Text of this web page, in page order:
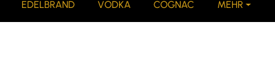
EDELBRAND VODKA COGNAC MEHR